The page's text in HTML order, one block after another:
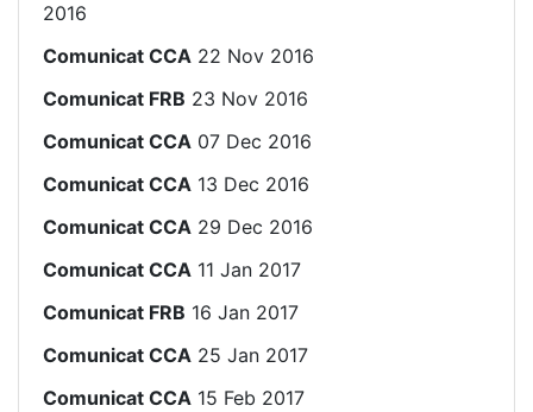
2016
Comunicat CCA 22 Nov 2016
Comunicat FRB 23 Nov 2016
Comunicat CCA 07 Dec 2016
Comunicat CCA 13 Dec 2016
Comunicat CCA 29 Dec 2016
Comunicat CCA 11 Jan 2017
Comunicat FRB 16 Jan 2017
Comunicat CCA 25 Jan 2017
Comunicat CCA 15 Feb 2017